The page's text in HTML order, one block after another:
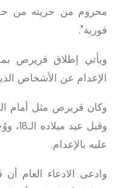
محروم من حريته من
فورية".
ويأتي إطلاق قريرص
الإعدام عن الأشخاص
وقبل
عليه بالإعدام.
وادعى الادعاء العام